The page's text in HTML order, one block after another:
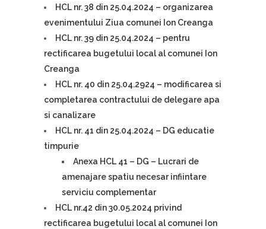
HCL nr. 38 din 25.04.2024 – organizarea
evenimentului Ziua comunei Ion Creanga
HCL nr. 39 din 25.04.2024 – pentru
rectificarea bugetului local al comunei Ion
Creanga
HCL nr. 40 din 25.04.2924 – modificarea si
completarea contractului de delegare apa
si canalizare
HCL nr. 41 din 25.04.2024 – DG educatie
timpurie
Anexa HCL 41 – DG – Lucrari de
amenajare spatiu necesar infiintare
serviciu complementar
HCL nr.42 din 30.05.2024 privind
rectificarea bugetului local al comunei Ion